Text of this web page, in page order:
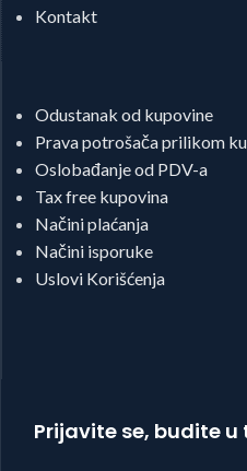
Kontakt
Odustanak od kupovine
Prava potrošača prilikom
Oslobađanje od PDV-a
Tax free kupovina
Načini plaćanja
Načini isporuke
Uslovi Korišćenja
Prijavite se, budite u